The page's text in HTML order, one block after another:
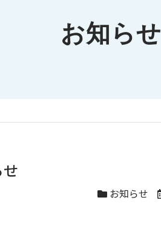
お知らせ
お知らせ